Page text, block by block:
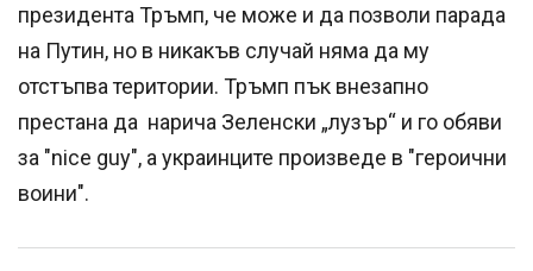
президента Тръмп, че може и да позволи парада
на Путин, но в никакъв случай няма да му
отстъпва територии. Тръмп пък внезапно
престана да нарича Зеленски „лузър“ и го обяви
за "nice guy", а украинците произведе в "героични
воини".